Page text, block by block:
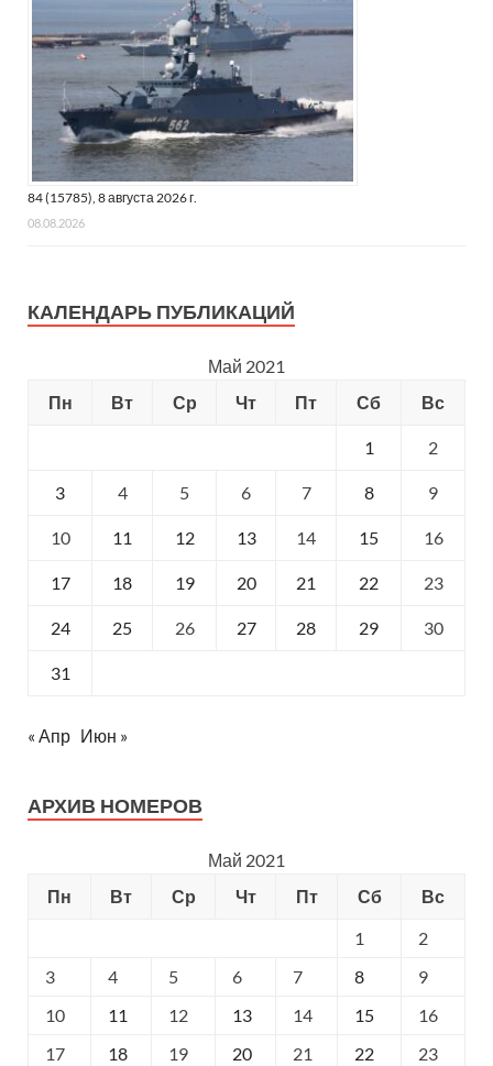
84 (15785), 8 августа 2026 г.
08.08.2026
КАЛЕНДАРЬ ПУБЛИКАЦИЙ
Май 2021
Пн
Вт Ср Чт Пт Сб Вс
1 2
3 4 5 6 7 8 9
10 11 12 13 14 15 16
17 18 19 20 21 22 23
24 25 26 27 28 29 30
31
« Апр Июн »
АРХИВ НОМЕРОВ
Май 2021
Пн
Вт Ср Чт Пт Сб
Вс
1
2
3
4 5 6 7 8
9
10
11 12 13 14 15
16
17
18 19 20 21 22 23